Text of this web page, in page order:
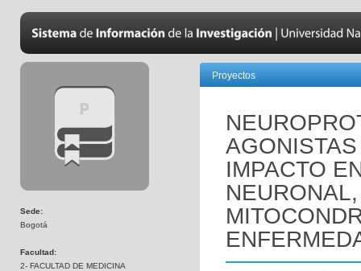
Sede:
Bogotá
Facultad:
2- FACULTAD DE MEDICINA
Proyectos
IMPACTO